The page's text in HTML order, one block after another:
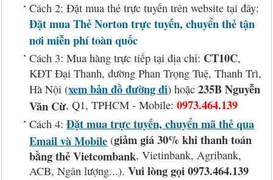
Cách 2: Đặt mua thẻ trực tuyến trên website tại đây:
Đặt mua Thẻ Norton trực tuyến, chuyển thẻ tận
nơi miễn phí toàn quốc
Cách 3: Mua hàng trực tiếp tại địa chỉ: CT10C,
KĐT Đại Thanh, đường Phan Trọng Tuệ, Thanh Trì,
Hà Nội (xem bản đồ đường đi) hoặc 235B Nguyễn
Văn Cừ, Q1, TPHCM - Mobile: 0973.464.139
Cách 4: Đặt mua trực tuyến, chuyển mã thẻ qua
Email và Mobile (giảm giá 30% khi thanh toán
bằng thẻ Vietcombank, Vietinbank, Agribank,
ACB, Ngân lượng...). Vui lòng gọi 0973.464.139